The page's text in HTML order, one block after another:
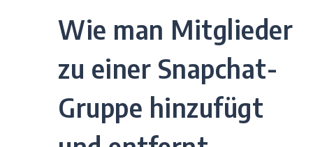
Wie man Mitglieder
zu einer Snapchat-
Gruppe hinzufügt